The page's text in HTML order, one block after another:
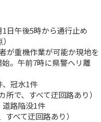
日午後5時から通行止め
が重機作業が可能か現地を
。午前7時に県警ヘリ離
、冠水1件
で、すべて迂回路あり）
道路陥没1件
べて迂回路あり）